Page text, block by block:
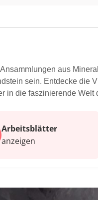
aus
sein. Entdecke die
in die faszinierende Welt
Arbeits­blätter
anzeigen